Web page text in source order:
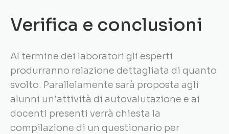
Verifica e conclusioni
Al termine dei laboratori gli esperti
produrranno relazione dettagliata di quanto
svolto. Parallelamente sarà proposta agli
alunni un’attività di autovalutazione e ai
docenti presenti verrà chiesta la
compilazione di un questionario per